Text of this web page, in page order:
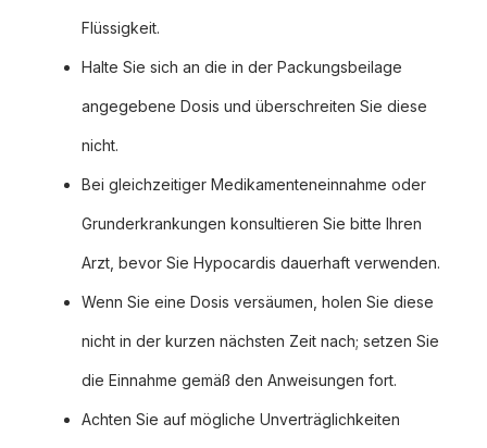
Flüssigkeit.
Halte Sie sich an die in der Packungsbeilage
angegebene Dosis und überschreiten Sie diese
nicht.
Bei gleichzeitiger Medikamenteneinnahme oder
Grunderkrankungen konsultieren Sie bitte Ihren
Arzt, bevor Sie Hypocardis dauerhaft verwenden.
Wenn Sie eine Dosis versäumen, holen Sie diese
nicht in der kurzen nächsten Zeit nach; setzen Sie
die Einnahme gemäß den Anweisungen fort.
Achten Sie auf mögliche Unverträglichkeiten